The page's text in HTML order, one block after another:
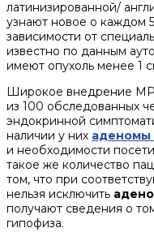
латинизированной/
узнают новое о каждом
зависимости от
известно по данным
имеют опухоль менее 1
Широкое внедрение
из 100 обследованных
эндокринной
наличии у них аденомы
и необходимости
такое же количество
том, что при
нельзя исключить
получают сведения о
гипофиза.